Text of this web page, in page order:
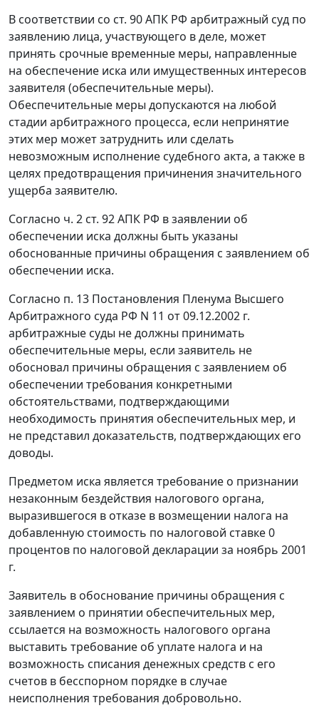
В соответствии со ст. 90АПК РФ арбитражный суд по
заявлению лица, участвующего в деле, может
принять срочные временные меры, направленные
на обеспечение иска или имущественных интересов
заявителя (обеспечительные меры).
Обеспечительные меры допускаются на любой
стадии арбитражного процесса, если непринятие
этих мер может затруднить или сделать
невозможным исполнение судебного акта, а также в
целях предотвращения причинения значительного
ущерба заявителю.
Согласно ч. 2 ст. 92АПК РФ в заявлении об
обеспечении иска должны быть указаны
обоснованные причины обращения с заявлением об
обеспечении иска.
Согласно п. 13 Постановления Пленума Высшего
Арбитражного суда РФ N 11 от 09.12.2002 г.
арбитражные суды не должны принимать
обеспечительные меры, если заявитель не
обосновал причины обращения с заявлением об
обеспечении требования конкретными
обстоятельствами, подтверждающими
необходимость принятия обеспечительных мер, и
не представил доказательств, подтверждающих его
доводы.
Предметом иска является требование о признании
незаконным бездействия налогового органа,
выразившегося в отказе в возмещении налога на
добавленную стоимость по налоговой ставке 0
процентов по налоговой декларации за ноябрь 2001
г.
Заявитель в обоснование причины обращения с
заявлением о принятии обеспечительных мер,
ссылается на возможность налогового органа
выставить требование об уплате налога и на
возможность списания денежных средств с его
счетов в бесспорном порядке в случае
неисполнения требования добровольно.